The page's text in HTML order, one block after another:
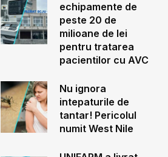
echipamente de
peste 20 de
milioane de lei
pentru tratarea
pacientilor cu AVC
Nu ignora
intepaturile de
tantar! Pericolul
numit West Nile